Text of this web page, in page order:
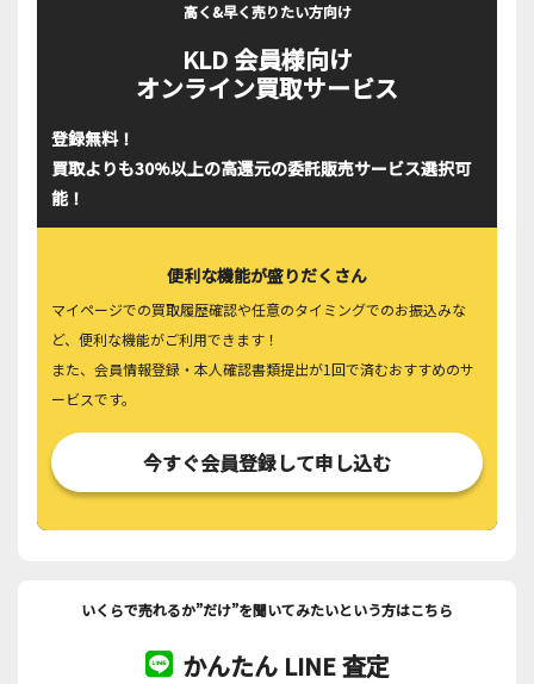
高く&早く売りたい方向け
KLD 会員様向け
オンライン買取サービス
登録無料！
買取よりも30%以上の高還元の委託販売サービス選択可
能！
便利な機能が盛りだくさん
マイページでの買取履歴確認や任意のタイミングでのお振込みな
ど、便利な機能がご利用できます！
また、会員情報登録・本人確認書類提出が1回で済むおすすめのサ
ービスです。
今すぐ会員登録して申し込む
いくらで売れるか”だけ”を聞いてみたいという方はこちら
かんたん LINE 査定